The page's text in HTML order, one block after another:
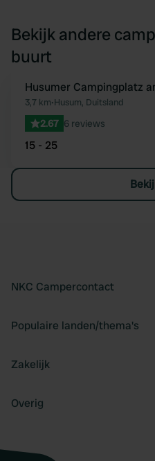
Bekijk andere
buurt
Husumer Campingplatz
3,7 km•Husum, Duitsland
2.67 6 reviews
15 - 25
NKC Campercontact
Populaire landen/thema's
Zakelijk
Overig